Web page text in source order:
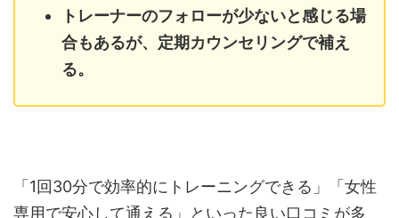
トレーナーのフォローが少ないと感じる場
合もあるが、定期カウンセリングで補え
る。
「1回30分で効率的にトレーニングできる」「女性
専用で安心して通える」といった良い口コミが多